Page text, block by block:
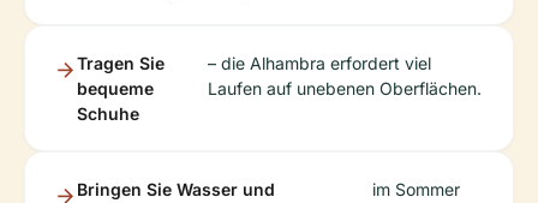
Tragen Sie
bequeme
Schuhe
– die Alhambra erfordert viel
Laufen auf unebenen Oberflächen.
Bringen Sie Wasser und
im Sommer